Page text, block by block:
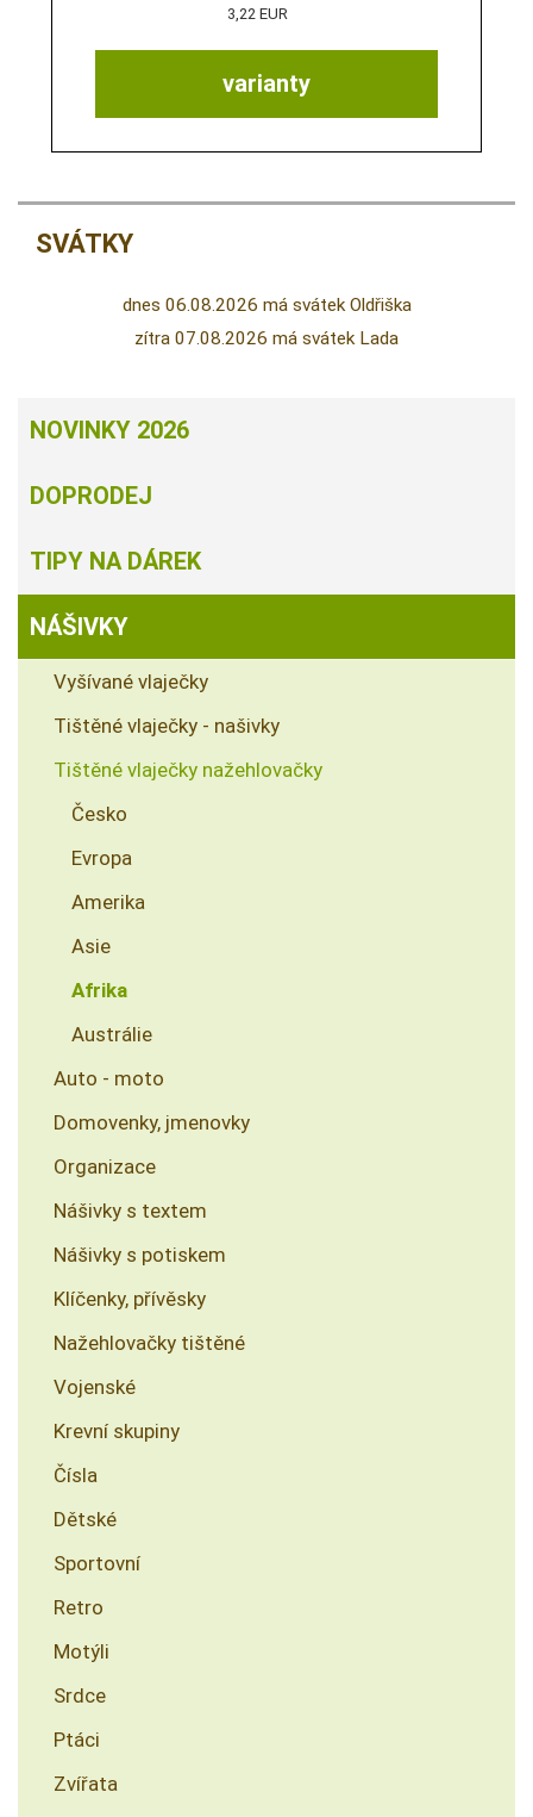
varianty
3,22 EUR
SVÁTKY
dnes 06.08.2026 má svátek Oldřiška
zítra 07.08.2026 má svátek Lada
NOVINKY 2026
DOPRODEJ
TIPY NA DÁREK
NÁŠIVKY
Vyšívané vlaječky
Tištěné vlaječky - našivky
Tištěné vlaječky nažehlovačky
Česko
Evropa
Amerika
Asie
Afrika
Austrálie
Auto - moto
Domovenky, jmenovky
Organizace
Nášivky s textem
Nášivky s potiskem
Klíčenky, přívěsky
Nažehlovačky tištěné
Vojenské
Krevní skupiny
Čísla
Dětské
Sportovní
Retro
Motýli
Srdce
Ptáci
Zvířata